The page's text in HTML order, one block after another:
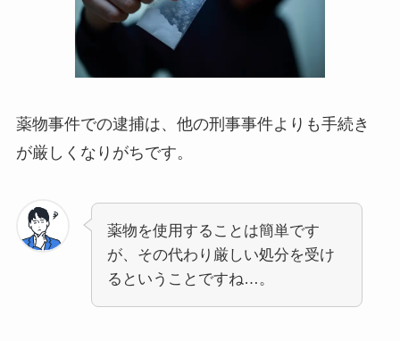
薬物事件での逮捕は、他の刑事事件よりも手続き
が厳しくなりがちです。
薬物を使用することは簡単です
が、その代わり厳しい処分を受け
るということですね…。